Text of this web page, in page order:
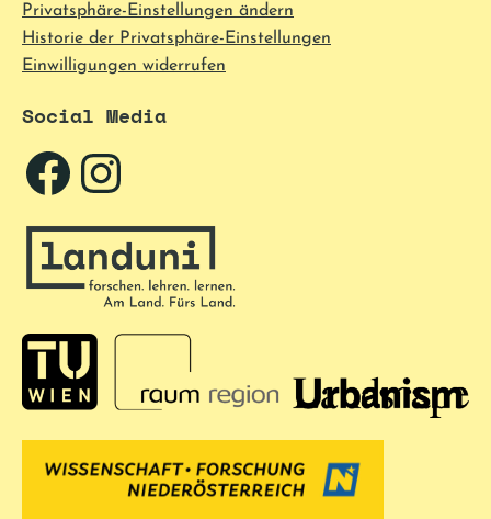
Privatsphäre-Einstellungen ändern
Historie der Privatsphäre-Einstellungen
Einwilligungen widerrufen
Social Media
Facebook
Instagram